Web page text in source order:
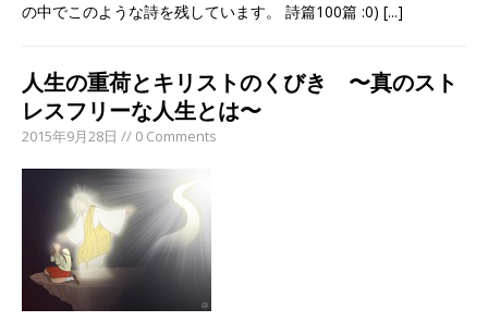
の中でこのような詩を残しています。 詩篇100篇 :0) [...]
人生の重荷とキリストのくびき 〜真のスト
レスフリーな人生とは〜
2015年9月28日 // 0 Comments